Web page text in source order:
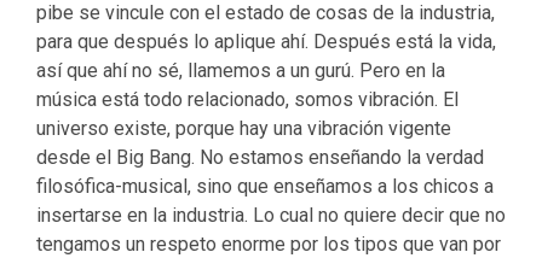
pibe se vincule con el estado de cosas de la industria,
para que después lo aplique ahí. Después está la vida,
así que ahí no sé, llamemos a un gurú. Pero en la
música está todo relacionado, somos vibración. El
universo existe, porque hay una vibración vigente
desde el Big Bang. No estamos enseñando la verdad
filosófica-musical, sino que enseñamos a los chicos a
insertarse en la industria. Lo cual no quiere decir que no
tengamos un respeto enorme por los tipos que van por